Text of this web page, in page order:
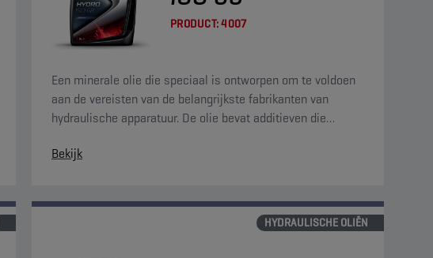
PRODUCT:4007
Een minerale olie die speciaal is ontworpen om te voldoen
aan de vereisten van de belangrijkste fabrikanten van
hydraulische apparatuur. De olie bevat additieven die
Bekijk
HYDRAULISCHE OLIËN